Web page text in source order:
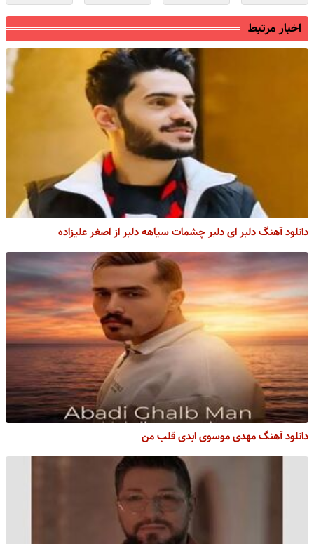
اخبار مرتبط
دانلود آهنگ دلبر ای دلبر چشمات سیاهه دلبر از اصغر علیزاده
دانلود آهنگ مهدی موسوی ابدی قلب من